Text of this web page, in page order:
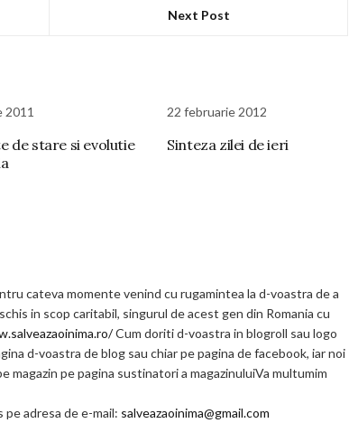
Next Post
2011
de stare si evolutie
22 februarie 2012
Sinteza zilei de ieri
cateva momente venind cu rugamintea la d-voastra de a
in scop caritabil, singurul de acest gen din Romania cu
Cum doriti d-voastra in blogroll sau logo
d-voastra de blog sau chiar pe pagina de facebook, iar noi
magazin pe pagina sustinatori a magazinuluiVa multumim
pe adresa de e-mail: salveazaoinima@gmail.com